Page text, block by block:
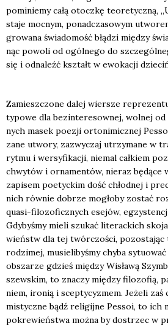
pomi­nie­my całą otocz­kę teo­re­tycz­ną,
sta­je moc­nym, ponad­cza­so­wym
gro­wa­na świa­do­mość błą­dzi mię­dzy
nąc powo­li od ogól­ne­go do
się i odna­leźć kształt w ewo­ka­cji
Zamiesz­czo­ne dalej wier­sze
typo­we dla bez­in­te­re­sow­nej, wol­nej
nych masek poezji orto­ni­micz­nej
za­ne utwo­ry, zazwy­czaj utrzy­ma­ne w
ryt­mu i wer­sy­fi­ka­cji, nie­mal cał­kiem
chwy­tów i orna­men­tów, nie­raz
zapi­sem poetyc­kim dość chłod­nej i
nich rów­nie dobrze mogło­by zostać
quasi-filo­zo­ficz­nych ese­jów,
Gdy­by­śmy mie­li szu­kać lite­rac­kich
wieństw dla tej twór­czo­ści,
rodzi­mej, musie­li­by­śmy chy­ba
obsza­rze gdzieś mię­dzy Wisła­wą
szew­skim, to zna­czy mię­dzy filo­zo­fią,
niem, iro­nią i scep­ty­cy­zmem. Jeże­li
mistycz­ne bądź reli­gij­ne Pes­soi, to ich
pokre­wień­stwa moż­na by dostrzec w